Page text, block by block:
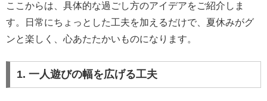
ここからは、具体的な過ごし方のアイデアをご紹介しま
す。日常にちょっとした工夫を加えるだけで、夏休みがグ
ンと楽しく、心あたたかいものになります。
1. 一人遊びの幅を広げる工夫